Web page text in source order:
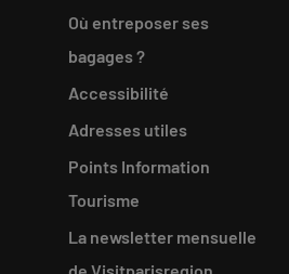
Où entreposer ses
bagages ?
Accessibilité
Adresses utiles
Points Information
Tourisme
La newsletter mensuelle